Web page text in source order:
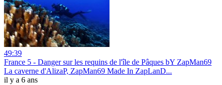
49:39
France 5 - Danger sur les requins de l'île de Pâques bY ZapMan69
La caverne d'AlizaP, ZapMan69 Made In ZapLanD...
il y a 6 ans